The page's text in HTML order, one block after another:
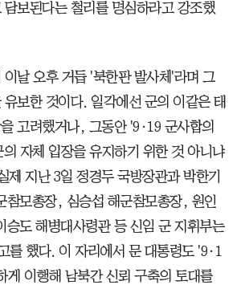
보된다는 철리를 명심하라고 강조했
이날 오후 거듭 '북한판 발사체'라며 그
보한 것이다. 일각에선 군의 이같은 태
고려했거나, 그동안 '9·19 군사합의
자체 입장을 유지하기 위한 것 아니냐
제 지난 3일 정경두 국방장관과 박한기
참모총장, 심승섭 해군참모총장, 원인
승도 해병대사령관 등 신임 군 지휘부는
를 했다. 이 자리에서 문 대통령도 '9·1
게 이행해 남북간 신뢰 구축의 토대를